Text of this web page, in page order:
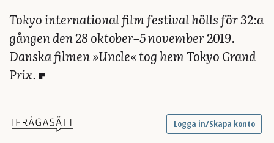
Tokyo international film festival hölls för 32:a
gången den 28 oktober–5 november 2019.
Danska filmen »Uncle« tog hem Tokyo Grand
Prix.